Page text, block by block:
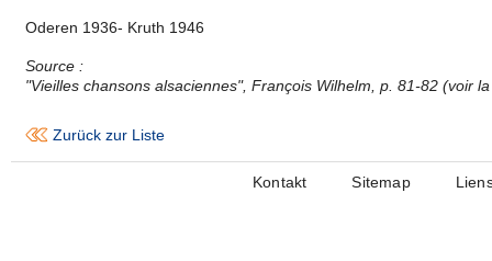
Oderen 1936- Kruth 1946
Source :
"Vieilles chansons alsaciennes", François Wilhelm, p. 81-82 (voir
Zurück zur Liste
Kontakt Sitemap